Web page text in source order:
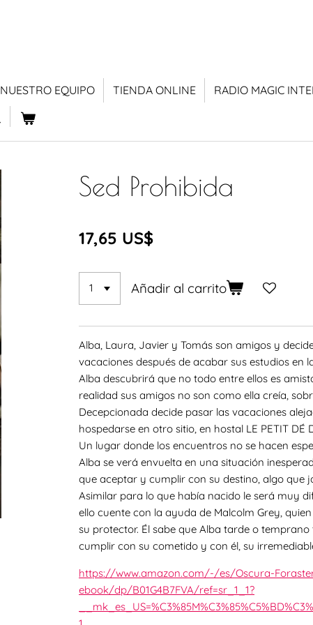
NUESTRO EQUIPO TIENDA ONLINE
RADIO MAGIC
Sed Prohibida
17,65 US$
Añadir al carrito
Alba, Laura, Javier y Tomás son amigos y
vacaciones después de acabar sus estudios en
Alba descubrirá que no todo entre ellos es
realidad sus amigos no son como ella creía,
Decepcionada decide pasar las vacaciones
hospedarse en otro sitio, en hostal LE PETIT DÉ
Un lugar donde los encuentros no se hacen
Alba se verá envuelta en una situación
que aceptar y cumplir con su destino, algo que
Asimilar para lo que había nacido le será muy
ello cuente con la ayuda de Malcolm Grey,
su protector. Él sabe que Alba tarde o
cumplir con su cometido y con él, su
https://www.amazon.com/-/es/Oscura-
ebook/dp/B01G4B7FVA/ref=sr_1_1?